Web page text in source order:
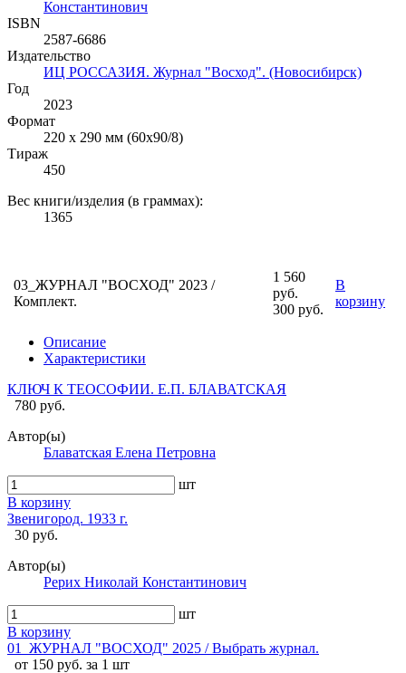
Константинович
ISBN
2587-6686
Издательство
ИЦ РОССАЗИЯ. Журнал "Восход". (Новосибирск)
Год
2023
Формат
220 х 290 мм (60х90/8)
Тираж
450
Вес книги/изделия (в граммах):
1365
03_ЖУРНАЛ "ВОСХОД" 2023 /
Комплект.
1 560
руб.
300 руб.
В
корзину
Описание
Характеристики
КЛЮЧ К ТЕОСОФИИ. Е.П. БЛАВАТСКАЯ
780 руб.
Автор(ы)
Блаватская Елена Петровна
шт
В корзину
Звенигород. 1933 г.
30 руб.
Автор(ы)
Рерих Николай Константинович
шт
В корзину
01_ЖУРНАЛ "ВОСХОД" 2025 / Выбрать журнал.
от 150 руб. за 1 шт